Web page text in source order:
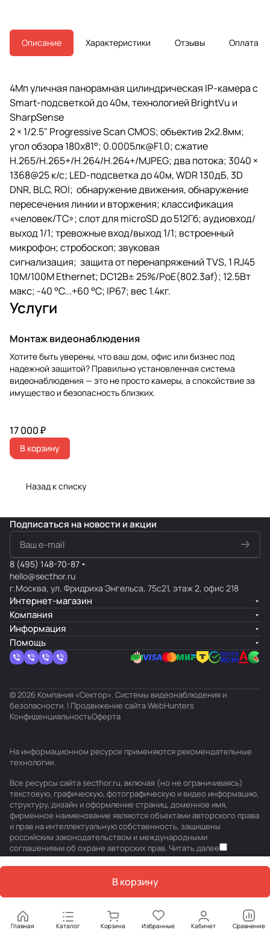
Описание Характеристики Отзывы Оплата
4Мп уличная панорамная цилиндрическая IP-камера с
Smart-подсветкой до 40м, технологией BrightVu и
SharpSense
2 × 1/2.5" Progressive Scan CMOS; объектив 2x2.8мм;
угол обзора 180x81°; 0.0005лк@F1.0; сжатие
H.265/H.265+/H.264/H.264+/MJPEG; два потока; 3040 ×
1368@25 к/с; LED-подсветка до 40м, WDR 130дБ, 3D
DNR, BLC, ROI; обнаружение движения, обнаружение
пересечения линии и вторжения; классификация
«человек/ТС»; слот для microSD до 512Гб; аудиовход/
выход 1/1; тревожные вход/выход 1/1; встроенный
микрофон; стробоскоп; звуковая
сигнализация; защита от перенапряжений TVS, 1 RJ45
10M/100M Ethernet; DC12В± 25%/PoE(802.3af); 12.5Вт
макс; -40 °C...+60 °C; IP67; вес 1.4кг.
Услуги
Монтаж видеонаблюдения
Хотите быть уверены, что ваш дом, офис или бизнес под
надежной защитой? Правильно установленная система
видеонаблюдения — это не просто камеры, а спокойствие за
имущество и безопасность близких.
17 000 ₽
В корзину
Назад к списку
В корзину
Главная Каталог Корзина Избранные Кабинет Сравнение
Подписаться на новости и акции
8 (495) 148-70-87
hello@secthor.ru
г.Москва, ул. Фридриха Энгельса, 75с21, этаж 2, офис 218
Интернет-магазин
Компания
Информация
Помощь
© 2026 Компания «Сектор». Системы видеонаблюдения и
безопасности. | Продвижение сайтаWebHunters
КонфиденциальностьОферта
На информационном ресурсе применяются рекомендательные
технологии.
Все ресурсы сайта secthor.ru, включая (но не ограничиваясь)
текстовую, графическую, фотографическую и видео информацию,
структуру, дизайн и оформление страниц, доменное имя,
фирменное наименование являются объектами авторского права
и прав на интеллектуальную собственность, защищены
российским законодательством и международными
соглашениями об охране авторских прав. Читать далее